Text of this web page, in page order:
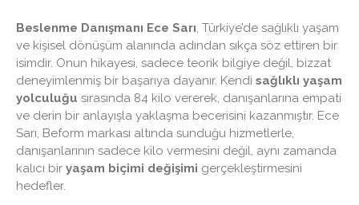
Beslenme Danışmanı Ece Sarı , Türkiye’de sağlıklı yaşam
ve kişisel dönüşüm alanında adından sıkça söz ettiren bir
isimdir. Onun hikayesi, sadece teorik bilgiye değil, bizzat
deneyimlenmiş bir başarıya dayanır. Kendi sağlıklı yaşam
yolculuğu sırasında 84 kilo vererek, danışanlarına empati
ve derin bir anlayışla yaklaşma becerisini kazanmıştır. Ece
Sarı, Beform markası altında sunduğu hizmetlerle,
danışanlarının sadece kilo vermesini değil, aynı zamanda
kalıcı bir yaşam biçimi değişimi gerçekleştirmesini
hedefler.